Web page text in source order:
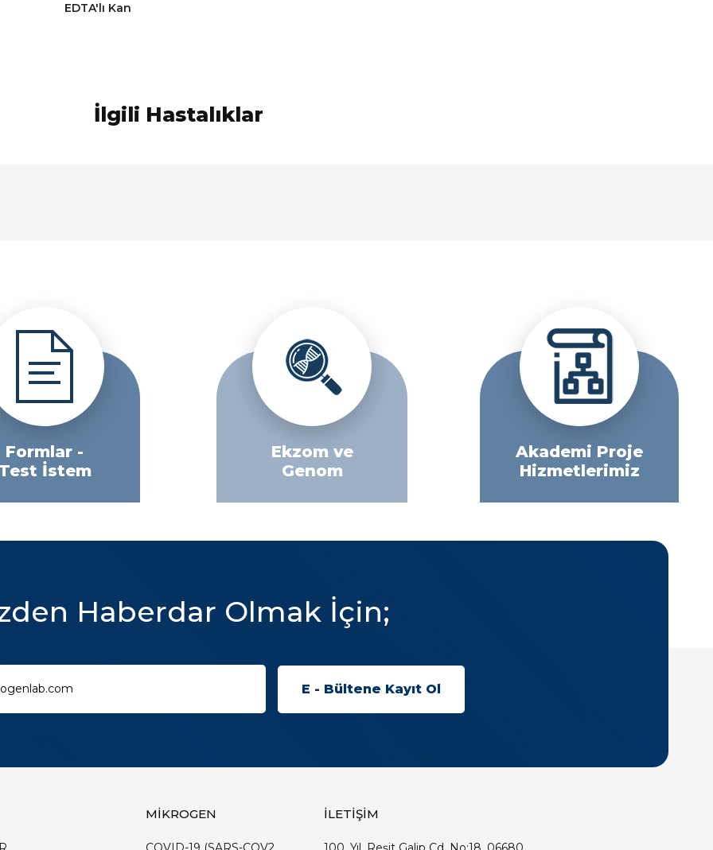
EDTA'lı Kan
İlgili Hastalıklar
Formlar -
İstem
Ekzom ve
Genom
Akademi Proje
Hizmetlerimiz
Haberdar Olmak İçin;
MİKROGEN İLETİŞİM